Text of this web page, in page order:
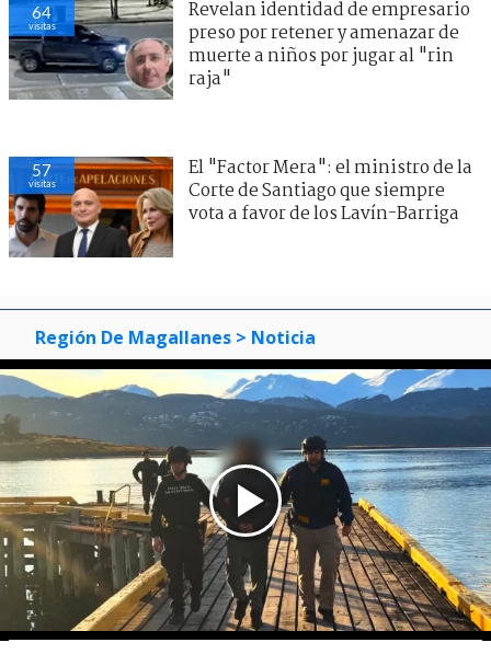
64
visitas
Revelan identidad de empresario
preso por retener y amenazar de
muerte a niños por jugar al "rin
raja"
57
visitas
El "Factor Mera": el ministro de la
Corte de Santiago que siempre
vota a favor de los Lavín-Barriga
Región De Magallanes > Noticia